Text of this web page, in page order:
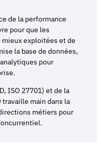
de la performance
pour que les
exploitées et de
la base de données,
pour
ISO 27701) et de la
main dans la
métiers pour